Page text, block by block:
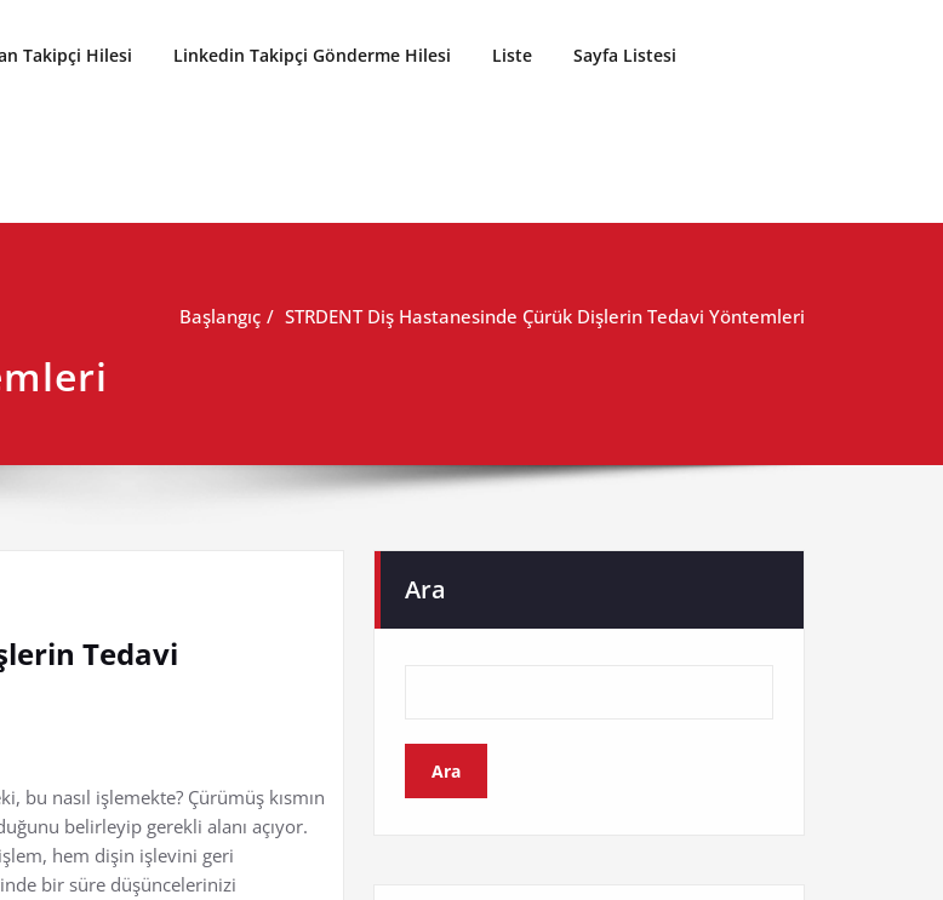
Takipçi Hilesi Linkedin Takipçi Gönderme Hilesi Liste Sayfa Listesi
Başlangıç STRDENT Diş Hastanesinde Çürük Dişlerin Tedavi Yöntemleri
Tedavi
bu nasıl işlemekte? Çürümüş kısmın
belirleyip gerekli alanı açıyor.
hem dişin işlevini geri
bir süre düşüncelerinizi
Ara
Ara